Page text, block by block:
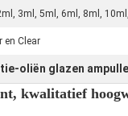
3ml, 5ml, 6ml, 8ml,
en Clear
oliën glazen
kwalitatief